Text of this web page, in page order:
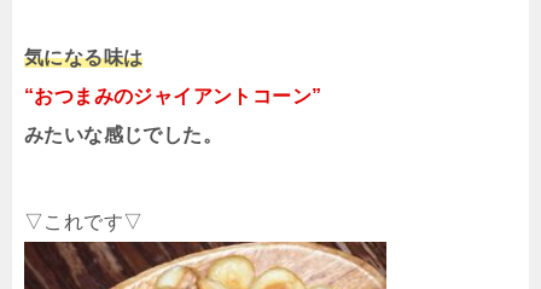
気になる味は
“おつまみのジャイアントコーン”
みたいな感じでした。
▽これです▽